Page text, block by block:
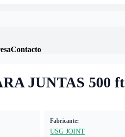
Contacto
JUNTAS 500 ft
Fabricante:
USG JOINT